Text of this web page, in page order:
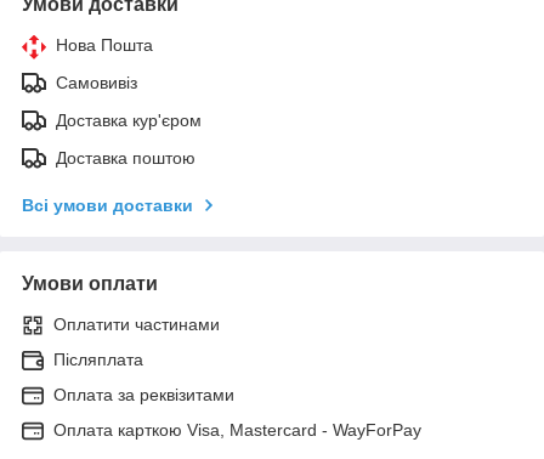
Нова Пошта
Самовивіз
Доставка кур'єром
Доставка поштою
Всі умови доставки
Умови оплати
Оплатити частинами
Післяплата
Оплата за реквізитами
Оплата карткою Visa, Mastercard - WayForPay